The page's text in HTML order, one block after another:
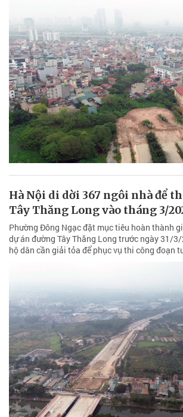
Hà Nội di dời 367 ngôi nhà để
Tây Thăng Long vào tháng 3/
Phường Đông Ngạc đặt mục tiêu hoàn thành
dự án đường Tây Thăng Long trước ngày 31/
hộ dân cần giải tỏa để phục vụ thi công đoạn